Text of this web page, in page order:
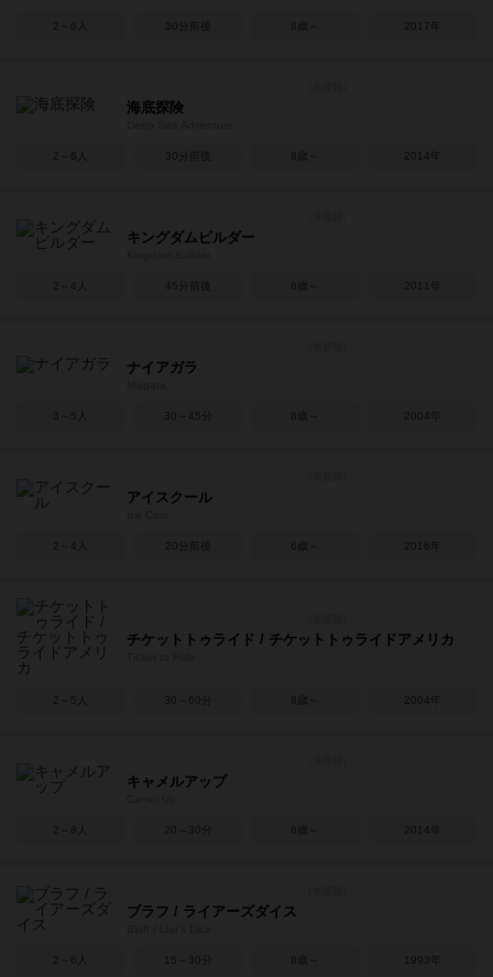
2～6人 30分前後 8歳～ 2017年
海底探険
2～6人 30分前後 8歳～ 2014年
キングダムビルダー
2～4人 45分前後 8歳～ 2011年
ナイアガラ
3～5人 30～45分 8歳～ 2004年
アイスクール
2～4人 20分前後 6歳～ 2016年
チケットトゥライド / チケットトゥライドアメリカ
2～5人 30～60分 8歳～ 2004年
キャメルアップ
2～8人 20～30分 8歳～ 2014年
ブラフ / ライアーズダイス
2～6人 15～30分 8歳～ 1993年